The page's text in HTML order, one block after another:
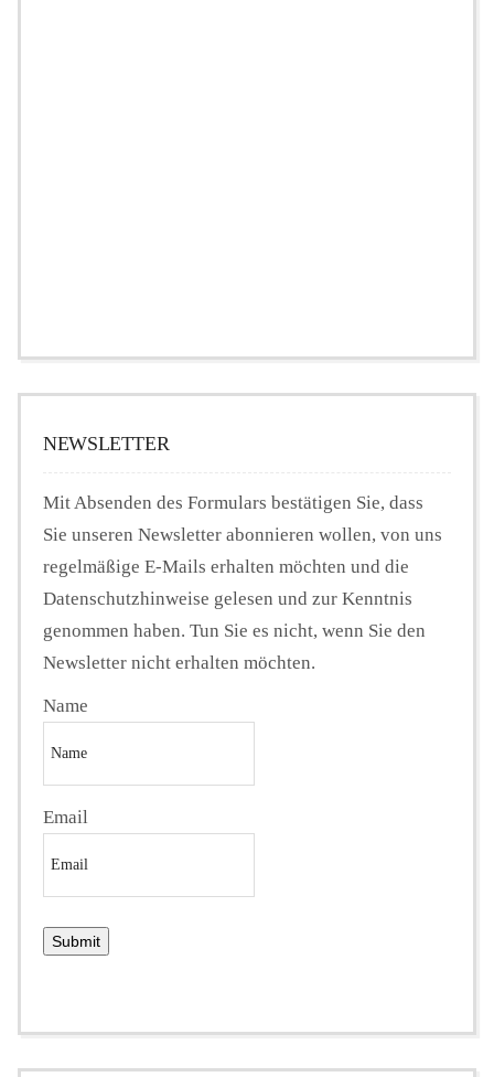
NEWSLETTER
Mit Absenden des Formulars bestätigen Sie, dass
Sie unseren Newsletter abonnieren wollen, von uns
regelmäßige E-Mails erhalten möchten und die
Datenschutzhinweise gelesen und zur Kenntnis
genommen haben. Tun Sie es nicht, wenn Sie den
Newsletter nicht erhalten möchten.
Name
Email